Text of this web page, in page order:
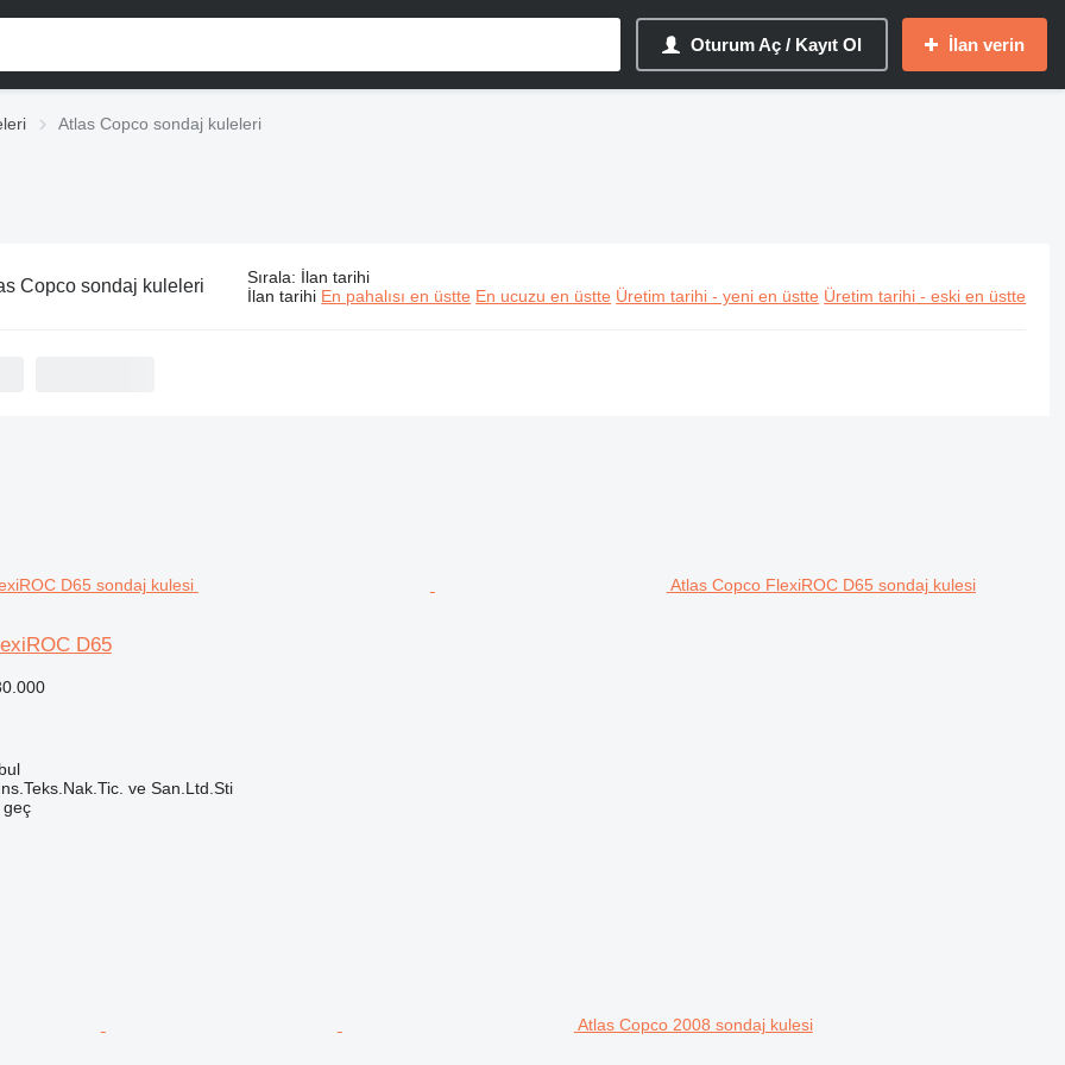
Oturum Aç / Kayıt Ol İlan verin
Atlas Copco sondaj kuleleri
Copco sondaj kuleleri Sırala: İlan tarihi
İlan tarihi En pahalısı en üstte En ucuzu en üstte Üretim tarihi - yeni en üstte Üretim tarihi - eski en üstte
Atlas Copco FlexiROC D65 sondaj kulesi
D65
ve San.Ltd.Sti
geç
Atlas Copco 2008 sondaj kulesi